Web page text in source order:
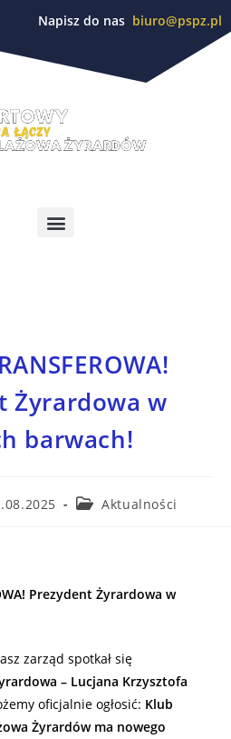
Napisz do nas biuro@pspz.pl
Żyrardowa w
barwach!
Aktualności
Prezydent Żyrardowa w
zarząd spotkał się
– Lucjana Krzysztofa
oficjalnie ogłosić: Klub
Żyrardów ma nowego